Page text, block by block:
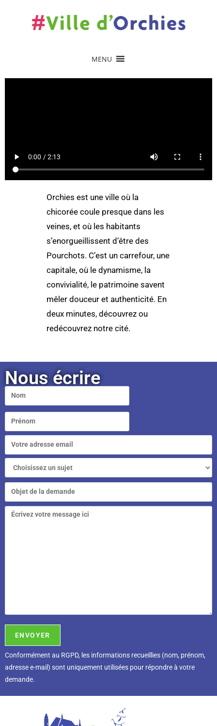
MENU
Orchies est une ville où la
chicorée coule presque dans les
veines, et où les habitants
s’enorgueillissent d’être des
Pourchots. C’est un carrefour, une
capitale, où le dynamisme, la
convivialité, le patrimoine savent
mêler douceur et authenticité. En
deux minutes, découvrez ou
redécouvrez notre cité.
Nous écrire
Conformément au RGPD, l es informations recueillies (nom, prénom,
adresse e-mail) sont uniquement utilisées pour répondre à votre
demande.